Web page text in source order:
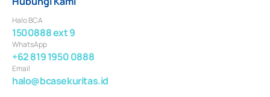
Halo BCA
1500888 ext 9
WhatsApp
+62 819 1950 0888
Email
halo@bcasekuritas.id